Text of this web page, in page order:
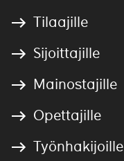
Tilaajille
Sijoittajille
Mainostajille
Opettajille
Työnhakijoille